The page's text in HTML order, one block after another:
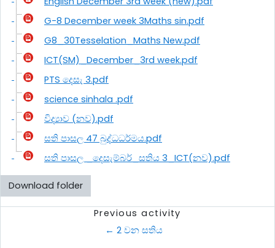
G-8 December week 3Maths sin.pdf
G8_30Tesselation_Maths New.pdf
ICT(SM)_December_3rd week.pdf
PTS දෙසැ 3.pdf
science sinhala .pdf
විද්‍යාව (නව).pdf
සති පාසල 47 බුද්ධධර්මය.pdf
සති පාසල _දෙසැම්බර්_සතිය 3_ICT(නව).pdf
Download folder
Previous activity
← 2 වන සතිය